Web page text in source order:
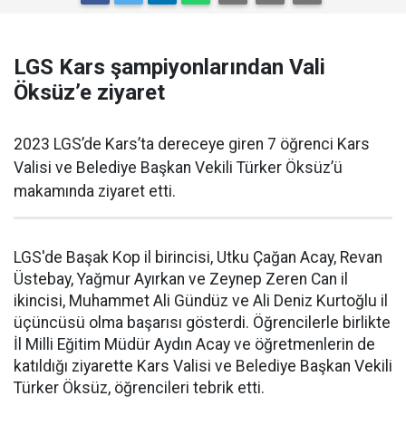
LGS Kars şampiyonlarından Vali
Öksüz’e ziyaret
2023 LGS’de Kars’ta dereceye giren 7 öğrenci Kars
Valisi ve Belediye Başkan Vekili Türker Öksüz’ü
makamında ziyaret etti.
LGS'de Başak Kop il birincisi, Utku Çağan Acay, Revan
Üstebay, Yağmur Ayırkan ve Zeynep Zeren Can il
ikincisi, Muhammet Ali Gündüz ve Ali Deniz Kurtoğlu il
üçüncüsü olma başarısı gösterdi. Öğrencilerle birlikte
İl Milli Eğitim Müdür Aydın Acay ve öğretmenlerin de
katıldığı ziyarette Kars Valisi ve Belediye Başkan Vekili
Türker Öksüz, öğrencileri tebrik etti.